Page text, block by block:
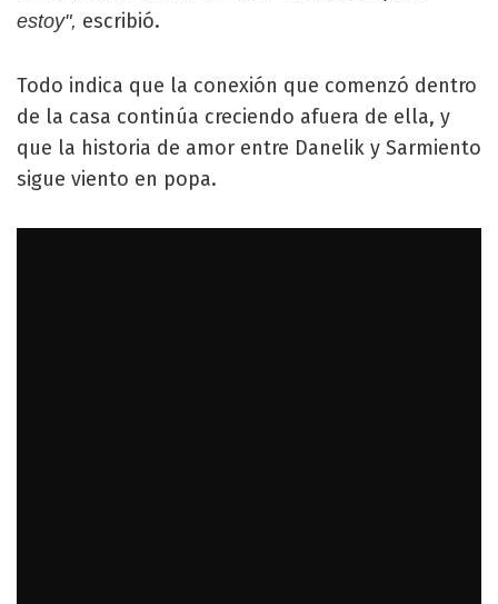
estoy", escribió.
Todo indica que la conexión que comenzó dentro
de la casa continúa creciendo afuera de ella, y
que la historia de amor entre Danelik y Sarmiento
sigue viento en popa.